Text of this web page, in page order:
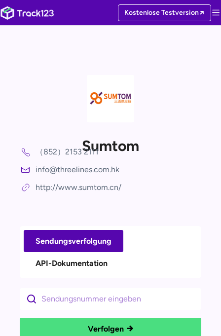
Kostenlose Testversion
Sumtom
（852）2153 2111
info@threelines.com.hk
http://www.sumtom.cn/
Sendungsverfolgung
API-Dokumentation
Verfolgen